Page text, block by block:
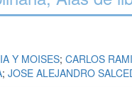
Y MOISES; CARLOS
; JOSE ALEJANDRO